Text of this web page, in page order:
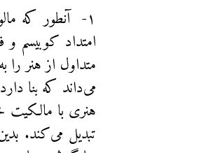
۱- آنطور که
امتداد کوبیسم
متداول از هنر
می‌داند که بنا
هنری با مالکیت
تبدیل می‌کند.